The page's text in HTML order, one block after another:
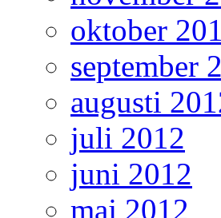
oktober
september
augusti
juli 2012
juni 2012
maj 2012